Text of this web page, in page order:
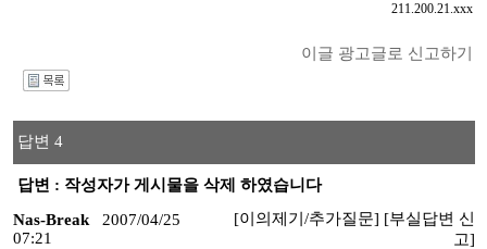
211.200.21.xxx
이글 광고글로 신고하기
답변 4
답변 : 작성자가 게시물을 삭제 하였습니다
Nas-Break
2007/04/25
07:21
[이의제기/추가질문] [부실답변 신
고]